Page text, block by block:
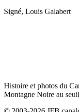
Signé, Louis Galabert
Histoire et photos du
Montagne Noire au